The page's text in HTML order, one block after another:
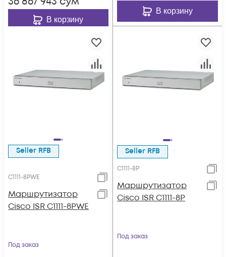
В корзину
В корзину
Seller RFB
C1111-8PWE
Маршрутизатор
Cisco ISR C1111-8PWE
Под заказ
Seller RFB
C1111-8P
Маршрутизатор
Cisco ISR C1111-8P
Под заказ